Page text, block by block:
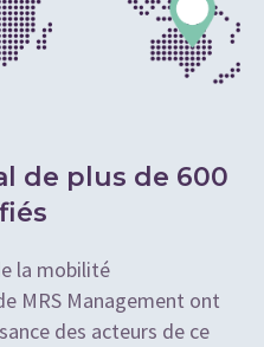
de plus de 600
la mobilité
MRS Management ont
des acteurs de ce